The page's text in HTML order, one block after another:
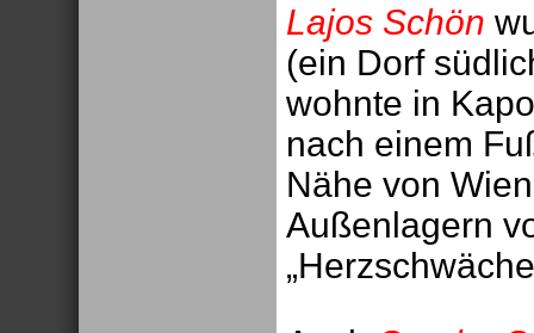
Lajos Schön
(ein Dorf
wohnte in
nach einem
Nähe von
Außenlagern